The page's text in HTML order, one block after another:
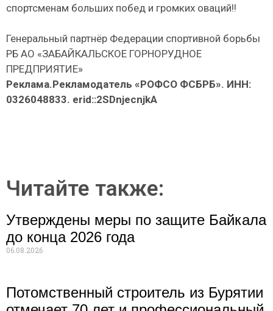
спортсменам больших побед и громких оваций!!
Генеральный партнёр Федерации спортивной борьбы
РБ АО «ЗАБАЙКАЛЬСКОЕ ГОРНОРУДНОЕ
ПРЕДПРИЯТИЕ»
Реклама.Рекламодатель «РОФСО ФСБРБ». ИНН:
0326048833. erid::2SDnjecnjkA
Читайте также:
Утверждены меры по защите Байкала
до конца 2026 года
06.08.2026
Потомственный строитель из Бурятии